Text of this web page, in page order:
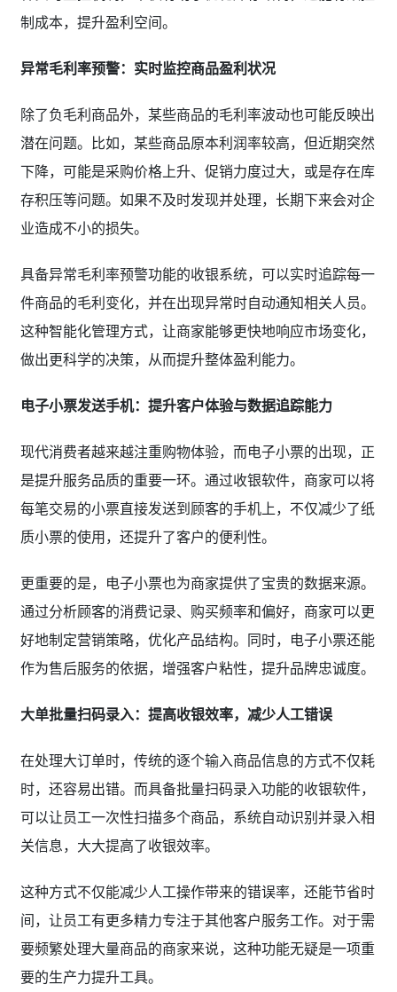
制成本，提升盈利空间。
异常毛利率预警：实时监控商品盈利状况
除了负毛利商品外，某些商品的毛利率波动也可能反映出
潜在问题。比如，某些商品原本利润率较高，但近期突然
下降，可能是采购价格上升、促销力度过大，或是存在库
存积压等问题。如果不及时发现并处理，长期下来会对企
业造成不小的损失。
具备异常毛利率预警功能的收银系统，可以实时追踪每一
件商品的毛利变化，并在出现异常时自动通知相关人员。
这种智能化管理方式，让商家能够更快地响应市场变化，
做出更科学的决策，从而提升整体盈利能力。
电子小票发送手机：提升客户体验与数据追踪能力
现代消费者越来越注重购物体验，而电子小票的出现，正
是提升服务品质的重要一环。通过收银软件，商家可以将
每笔交易的小票直接发送到顾客的手机上，不仅减少了纸
质小票的使用，还提升了客户的便利性。
更重要的是，电子小票也为商家提供了宝贵的数据来源。
通过分析顾客的消费记录、购买频率和偏好，商家可以更
好地制定营销策略，优化产品结构。同时，电子小票还能
作为售后服务的依据，增强客户粘性，提升品牌忠诚度。
大单批量扫码录入：提高收银效率，减少人工错误
在处理大订单时，传统的逐个输入商品信息的方式不仅耗
时，还容易出错。而具备批量扫码录入功能的收银软件，
可以让员工一次性扫描多个商品，系统自动识别并录入相
关信息，大大提高了收银效率。
这种方式不仅能减少人工操作带来的错误率，还能节省时
间，让员工有更多精力专注于其他客户服务工作。对于需
要频繁处理大量商品的商家来说，这种功能无疑是一项重
要的生产力提升工具。